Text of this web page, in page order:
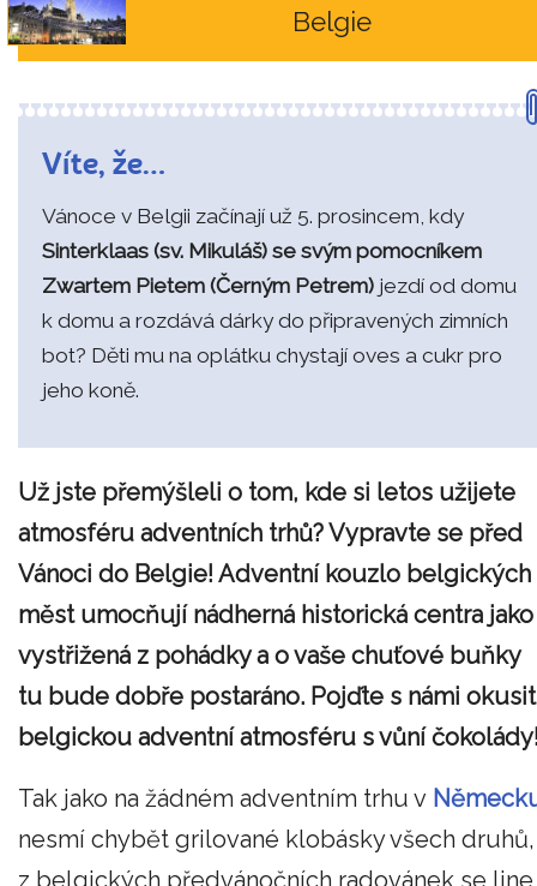
Belgie
Víte, že…
Vánoce v Belgii začínají už 5. prosincem, kdy
Sinterklaas (sv. Mikuláš) se svým pomocníkem
Zwartem Pietem (Černým Petrem) jezdí od domu
k domu a rozdává dárky do připravených zimních
bot? Děti mu na oplátku chystají oves a cukr pro
jeho koně.
Už jste přemýšleli o tom, kde si letos užijete
atmosféru adventních trhů? Vypravte se před
Vánoci do Belgie! Adventní kouzlo belgických
měst umocňují nádherná historická centra jako
vystřižená z pohádky a o vaše chuťové buňky
tu bude dobře postaráno. Pojďte s námi okusit
belgickou adventní atmosféru s vůní
Tak jako na žádném adventním trhu v
nesmí chybět grilované klobásky všech druhů,